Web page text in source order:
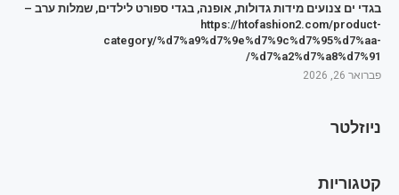
בגדי ים צנועים מידות גדולות, אופנה, בגדי ספורט לילדים, שמלות ערב –
https://htofashion2.com/product-
category/%d7%a9%d7%9e%d7%9c%d7%95%d7%aa-
%d7%a2%d7%a8%d7%91/
פברואר 26, 2026
ניוזלטר
קטגוריות